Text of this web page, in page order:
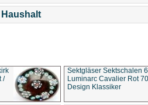
Haushalt
/
Sektgläser Sektschalen
Luminarc Cavalier Rot
Design Klassiker